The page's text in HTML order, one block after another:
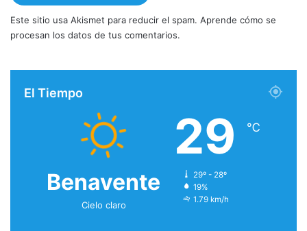
Este sitio usa Akismet para reducir el spam. Aprende cómo se
procesan los datos de tus comentarios.
El Tiempo
Benavente
Cielo claro
29 ℃
29º - 28º
19%
1.79 km/h